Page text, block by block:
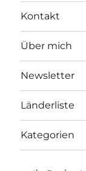
Kontakt
Über mich
Newsletter
Länderliste
Kategorien